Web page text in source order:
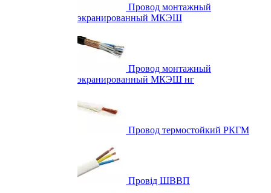
Провод монтажный
экранированный МКЭШ
Провод монтажный
экранированный МКЭШ нг
Провод термостойкий РКГМ
Провід ШВВП